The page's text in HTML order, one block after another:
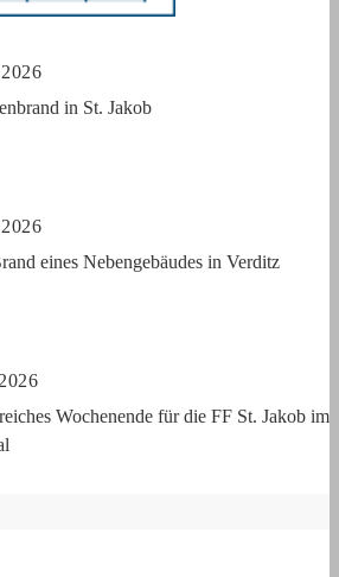
in St. Jakob
eines Nebengebäudes in Verditz
Wochenende für die FF St. Jakob im